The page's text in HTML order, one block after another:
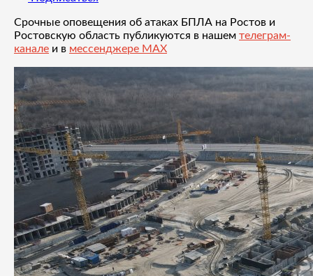
Срочные оповещения об атаках БПЛА на Ростов и
Ростовскую область публикуются в нашем телеграм-
канале и в мессенджере MAX